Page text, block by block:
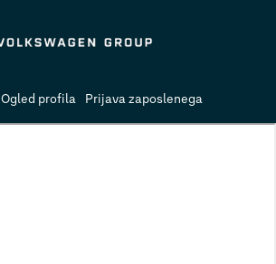
Ogled profila Prijava zaposlenega